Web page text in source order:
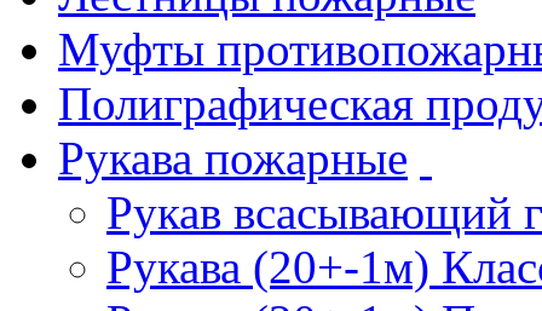
Муфты
Полиграфическая
Рукава пожарные
Рукав всасывающий
Рукава (20+-1м)